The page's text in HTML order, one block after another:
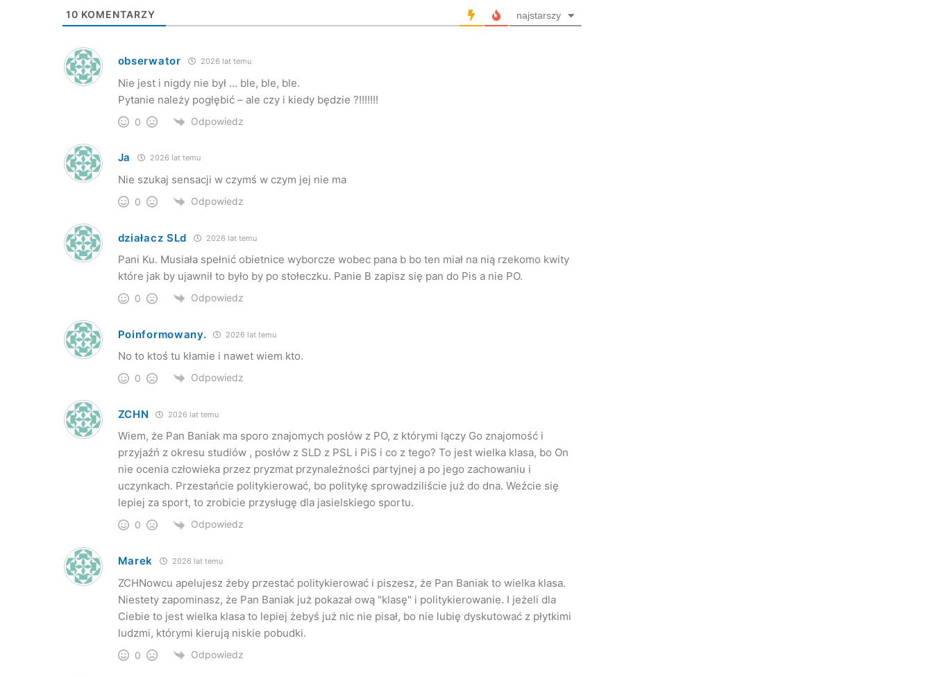
10 KOMENTARZY najstarszy
obserwator 2026 lat temu
Nie jest i nigdy nie był … ble, ble, ble.
Pytanie należy pogłębić – ale czy i kiedy będzie ?!!!!!!!
0 Odpowiedz
Ja 2026 lat temu
Nie szukaj sensacji w czymś w czym jej nie ma
0 Odpowiedz
działacz SLd 2026 lat temu
Pani Ku. Musiała spełnić obietnice wyborcze wobec pana b bo ten miał na nią rzekomo kwity
które jak by ujawnił to było by po stołeczku. Panie B zapisz się pan do Pis a nie PO.
0 Odpowiedz
Poinformowany. 2026 lat temu
No to ktoś tu kłamie i nawet wiem kto.
0 Odpowiedz
ZCHN 2026 lat temu
Wiem, że Pan Baniak ma sporo znajomych posłów z PO, z którymi lączy Go znajomość i
przyjaźń z okresu studiów , posłów z SLD z PSL i PiS i co z tego? To jest wielka klasa, bo On
nie ocenia człowieka przez pryzmat przynależności partyjnej a po jego zachowaniu i
uczynkach. Przestańcie politykierować, bo politykę sprowadziliście już do dna. Weźcie się
lepiej za sport, to zrobicie przysługę dla jasielskiego sportu.
0 Odpowiedz
Marek 2026 lat temu
ZCHNowcu apelujesz żeby przestać politykierować i piszesz, że Pan Baniak to wielka klasa.
Niestety zapominasz, że Pan Baniak już pokazał ową "klasę" i politykierowanie. I jeżeli dla
Ciebie to jest wielka klasa to lepiej żebyś już nic nie pisał, bo nie lubię dyskutować z płytkimi
ludzmi, którymi kierują niskie pobudki.
0 Odpowiedz